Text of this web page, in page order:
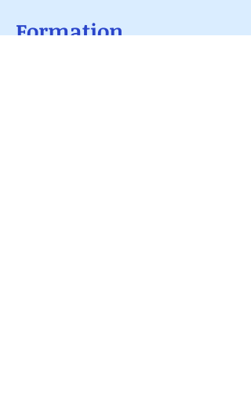
Formation